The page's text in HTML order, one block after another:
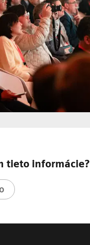
tieto informácie?